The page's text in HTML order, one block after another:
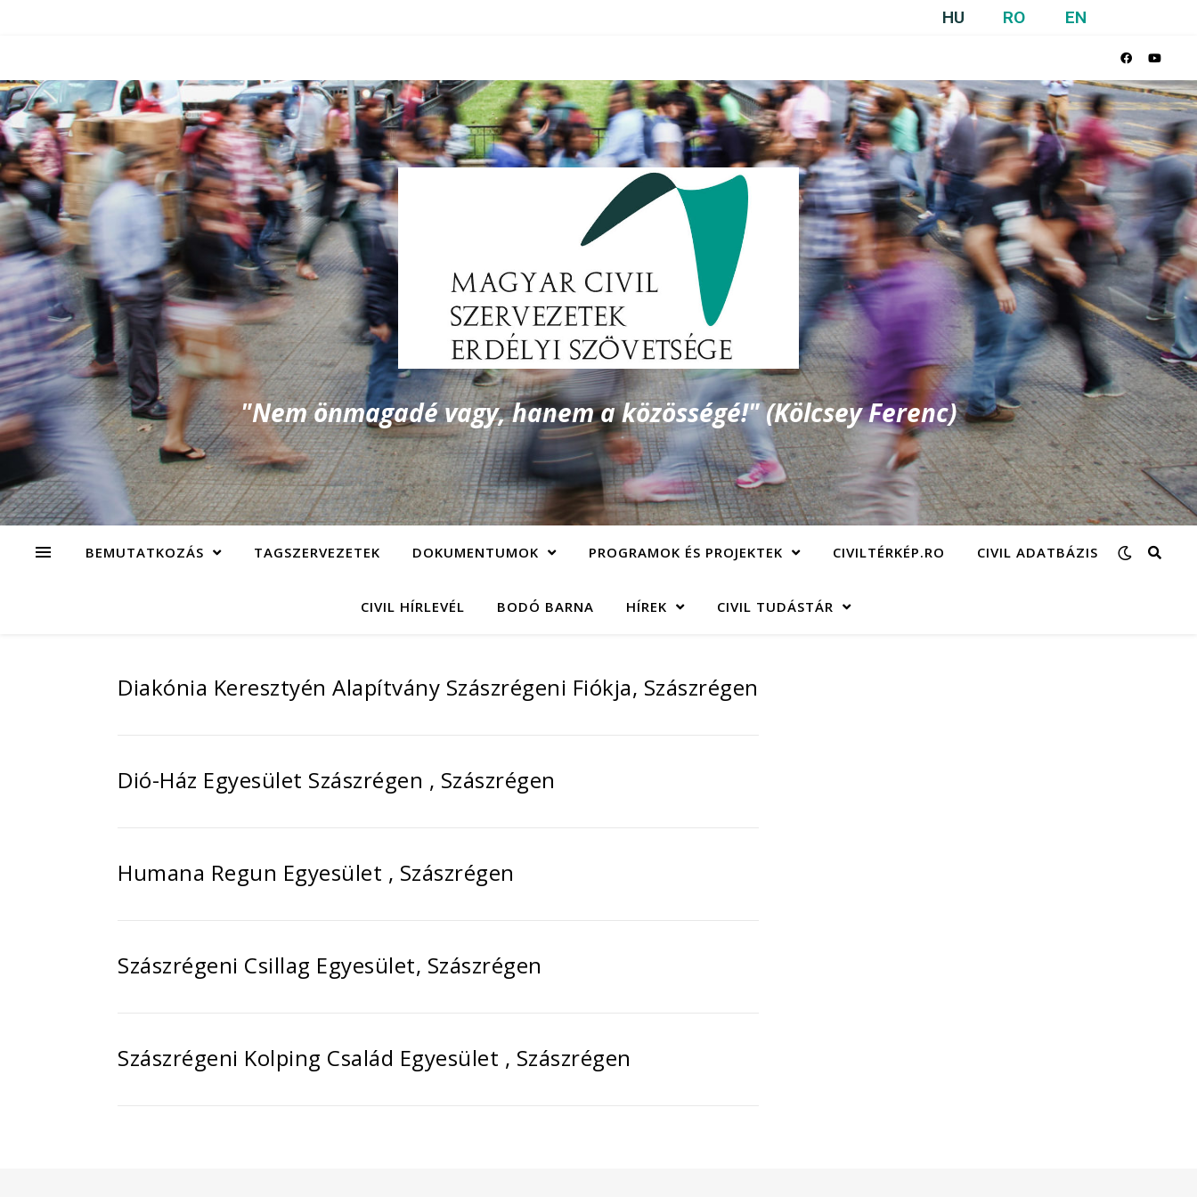
HU RO EN
"Nem önmagadé vagy, hanem a közösségé!" (Kölcsey Ferenc)
BEMUTATKOZÁS TAGSZERVEZETEK DOKUMENTUMOK PROGRAMOK ÉS PROJEKTEK CIVILTÉRKÉP.RO CIVIL ADATBÁZIS
CIVIL HÍRLEVÉL BODÓ BARNA HÍREK CIVIL TUDÁSTÁR
Diakónia Keresztyén Alapítvány Szászrégeni Fiókja, Szászrégen
Dió-Ház Egyesület Szászrégen , Szászrégen
Humana Regun Egyesület , Szászrégen
Szászrégeni Csillag Egyesület, Szászrégen
Szászrégeni Kolping Család Egyesület , Szászrégen